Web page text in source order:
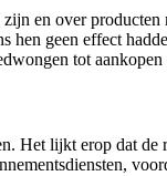
en over producten
hen geen effect
tot aankopen
Het lijkt erop dat